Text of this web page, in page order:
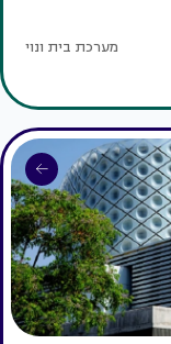
מערכת בית ונוי